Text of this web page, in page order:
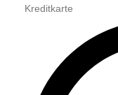
Kreditkarte